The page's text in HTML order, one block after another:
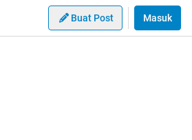
Buat Post Masuk